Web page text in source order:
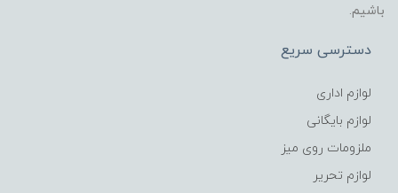
باشیم.
دسترسی سریع
لوازم اداری
لوازم بایگانی
ملزومات روی میز
لوازم تحریر